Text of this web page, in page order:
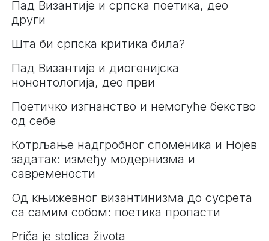
Пад Византије и српска поетика, део
други
Шта би српска критика била?
Пад Византије и диогенијска
нононтологија, део први
Поетичко изгнанство и немогуће бекство
од себе
Котрљање надгробног споменика и Нојев
задатак: између модернизма и
савремености
Од књижевног византинизма до сусрета
са самим собом: поетика пропасти
Priča je stolica života